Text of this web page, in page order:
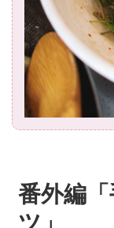
番外編
ツ」